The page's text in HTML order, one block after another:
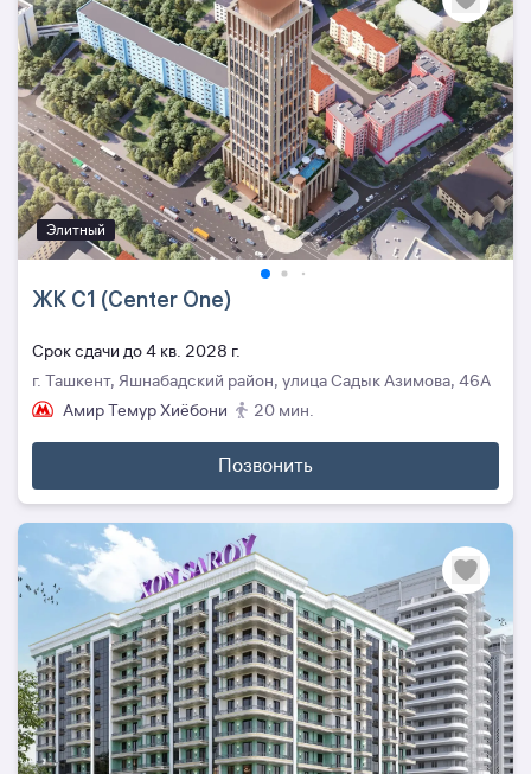
Элитный
ЖК C1 (Center One)
Cрок сдачи до 4 кв. 2028 г.
г. Ташкент, Яшнабадский район, улица Садык Азимова, 46А
Амир Темур Хиёбони
20 мин.
Позвонить